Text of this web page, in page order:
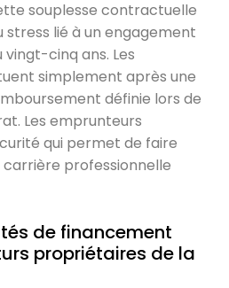
souplesse contractuelle
stress lié à un engagement
cinq ans. Les
simplement après une
définie lors de
Les emprunteurs
qui permet de faire
carrière professionnelle
de financement
propriétaires de la